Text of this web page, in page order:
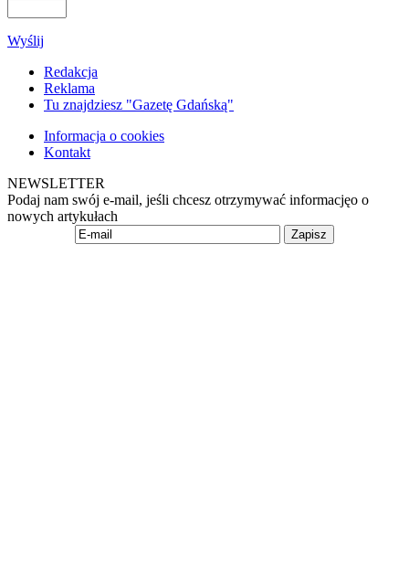
Wyślij
Redakcja
Reklama
Tu znajdziesz "Gazetę Gdańską"
Informacja o cookies
Kontakt
NEWSLETTER
Podaj nam swój e-mail, jeśli chcesz otrzymywać informacjęo o
nowych artykułach
Zapisz